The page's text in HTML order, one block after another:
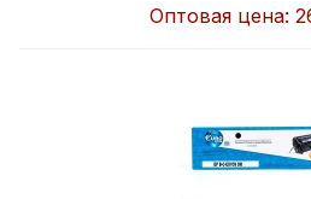
Оптовая цена: